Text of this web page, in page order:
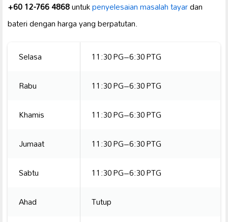
+60 12-766 4868untukpenyelesaian masalah tayardan
bateri dengan harga yang berpatutan.
Selasa
11:30 PG–6:30 PTG
Rabu
11:30 PG–6:30 PTG
Khamis
11:30 PG–6:30 PTG
Jumaat
11:30 PG–6:30 PTG
Sabtu
11:30 PG–6:30 PTG
Ahad
Tutup